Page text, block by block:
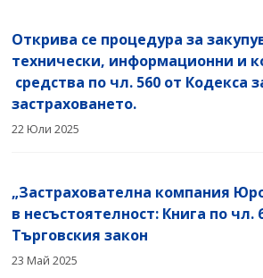
Открива се процедура за
технически, информационни и
средства по чл. 560 от Кодекса
застраховането.
22 Юли 2025
„Застрахователна компания
в несъстоятелност: Книга по чл.
Търговския закон
23 Май 2025